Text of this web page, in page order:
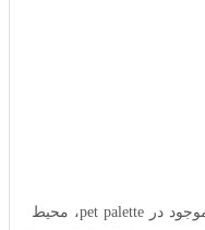
ما می‌توانیم به کمک یکی از دستورات موجود در pet palette، محیط